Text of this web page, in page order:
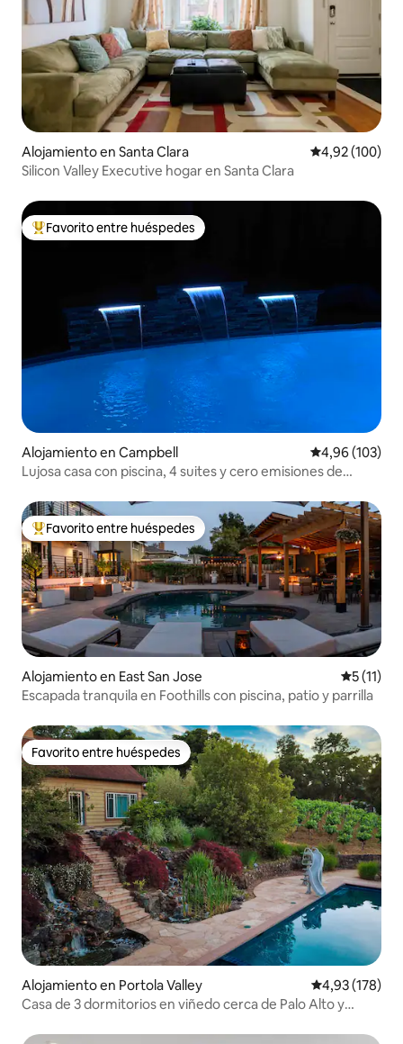
Alojamiento en Santa Clara Calificación
4,92 (100)
Silicon Valley Executive hogar en Santa Clara
Favorito entre los huéspedes más destacados
Favorito entre huéspedes
Alojamiento en Campbell Calificación
4,96 (103)
Lujosa casa con piscina, 4 suites y cero emisiones de
Favorito entre los huéspedes más destacados
Favorito entre huéspedes
Alojamiento en East San Jose
5 (11)
Escapada tranquila en Foothills con piscina, patio y parrilla
Favorito entre huéspedes
Favorito entre huéspedes
Alojamiento en Portola Valley Calificación
4,93 (178)
Casa de 3 dormitorios en viñedo cerca de Palo Alto y